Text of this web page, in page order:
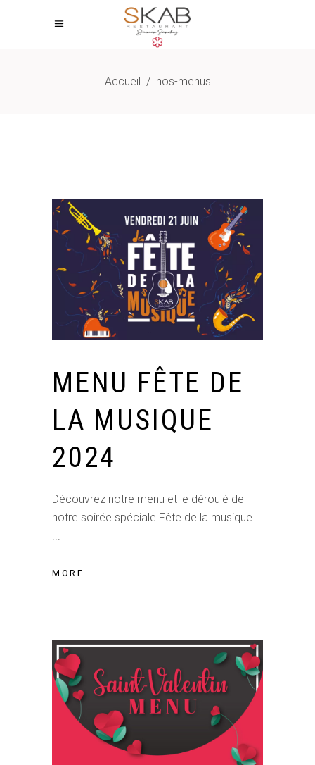
Accueil / nos-menus
MENU FÊTE DE
LA MUSIQUE
2024
Découvrez notre menu et le déroulé de
notre soirée spéciale Fête de la musique
MORE